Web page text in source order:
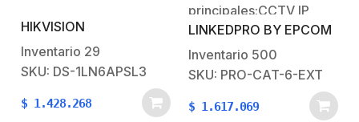
HIKVISION
Inventario 29
SKU: DS-1LN6APSL3
$ 1.428.268
principales:CCTV IP
Megapixel /
Instalaciones de video
análogo / Redes locales
de alta velocidadRedes
inalámbricasPara
LINKEDPRO BY EPCOM
Inventario 500
SKU: PRO-CAT-6-EXT
$ 1.617.069